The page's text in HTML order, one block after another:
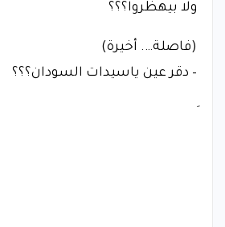
ولا بيهظروا؟؟؟
(فاصلة…. أخيرة)
– دقر عين ياسيدات السودان؟؟؟